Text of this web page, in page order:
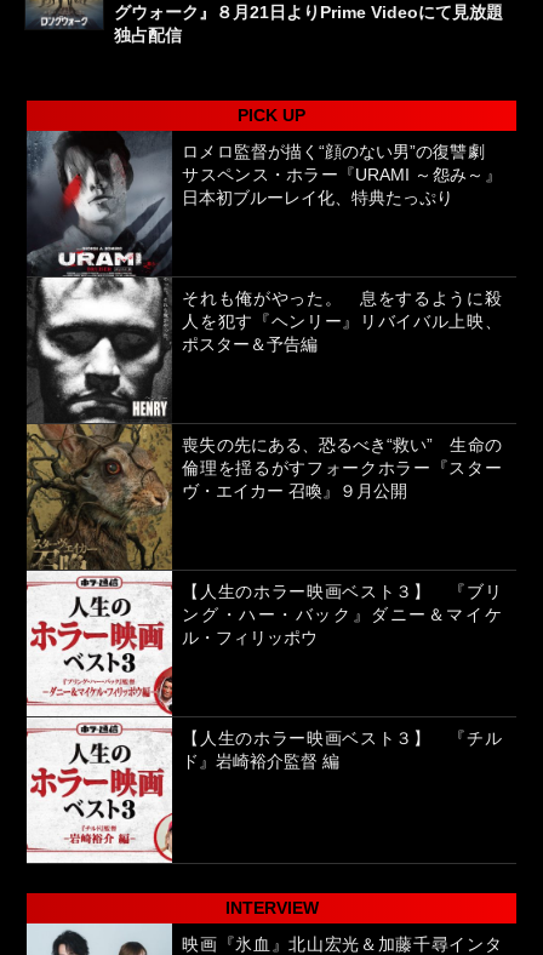
グウォーク』８月21日よりPrime Videoにて見放題
独占配信
PICK UP
ロメロ監督が描く“顔のない男”の復讐劇
サスペンス・ホラー『URAMI ～怨み～』
日本初ブルーレイ化、特典たっぷり
それも俺がやった。 息をするように殺
人を犯す『ヘンリー』リバイバル上映、
ポスター＆予告編
喪失の先にある、恐るべき“救い” 生命の
倫理を揺るがすフォークホラー『スター
ヴ・エイカー 召喚』９月公開
【人生のホラー映画ベスト３】 『ブリ
ング・ハー・バック』ダニー＆マイケ
ル・フィリッポウ
【人生のホラー映画ベスト３】 『チル
ド』岩崎裕介監督 編
INTERVIEW
映画『氷血』北山宏光＆加藤千尋インタ